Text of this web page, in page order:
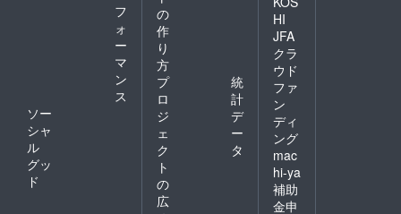
フ
ォ
ー
マ
ン
ス
ソー
シャ
ル
グッ
ド
の
作
り
方
プ
ロ
ジ
ェ
ク
ト
の
広
統
計
デ
ー
タ
HI
JFA
クラ
ウド
ファ
ン
ディ
ング
mac
hi-ya
補助
金申